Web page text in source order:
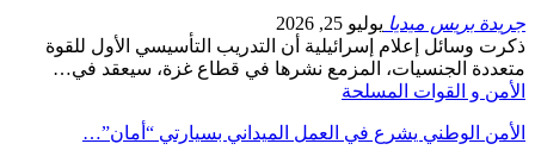
جريدة بريس ميديا يوليو 25, 2026
ذكرت وسائل إعلام إسرائيلية أن التدريب التأسيسي الأول للقوة
متعددة الجنسيات، المزمع نشرها في قطاع غزة، سيعقد في…
الأمن و القوات المسلحة
الأمن الوطني يشرع في العمل الميداني بسيارتي “أمان”…